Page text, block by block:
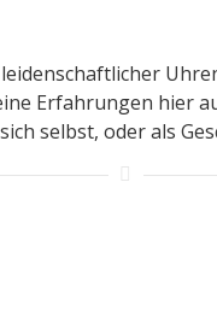
Erfahrungen hier
selbst, oder als